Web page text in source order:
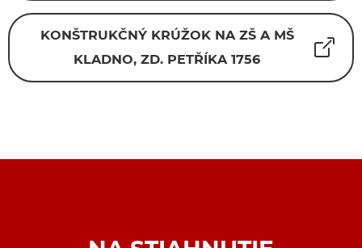
KONŠTRUKČNÝ KRÚŽOK NA ZŠ A MŠ
KLADNO, ZD. PETŘÍKA 1756